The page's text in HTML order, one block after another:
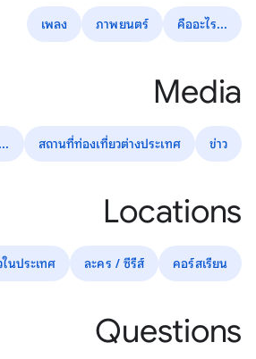
...คืออะไร
ภาพยนตร์
เพลง
Media
ข่าว
สถานที่ท่องเที่ยวต่างประเทศ
...ทำอย่างไร
Locations
คอร์สเรียน
ละคร / ซีรีส์
นประเทศ
Questions